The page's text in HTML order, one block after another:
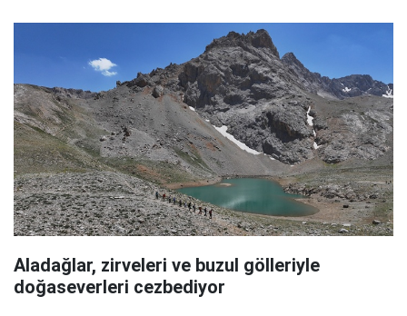
Aladağlar, zirveleri ve buzul gölleriyle
doğaseverleri cezbediyor